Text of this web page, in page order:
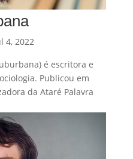
4, 2022
é escritora e
Publicou em
da Ataré Palavra